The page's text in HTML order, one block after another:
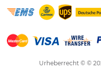
Urheberrecht © ©